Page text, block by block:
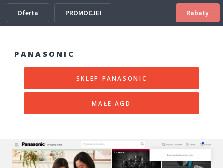
Oferta PROMOCJE! Rabaty